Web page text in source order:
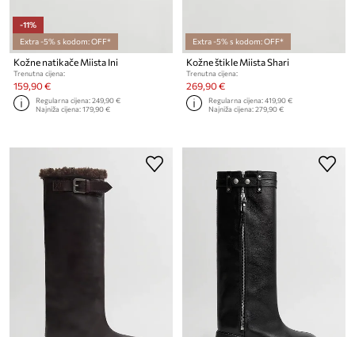
-11%
Extra -5% s kodom: OFF*
Kožne natikače Miista Ini
Trenutna cijena:
159,90 €
Regularna cijena:249,90 €
Najniža cijena:179,90 €
Extra -5% s kodom: OFF*
Kožne štikle Miista Shari
Trenutna cijena:
269,90 €
Regularna cijena:419,90 €
Najniža cijena:279,90 €